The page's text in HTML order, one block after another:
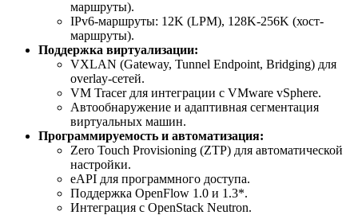
маршруты).
IPv6-маршруты: 12K (LPM), 128K-256K (хост-
маршруты).
Поддержка виртуализации:
VXLAN (Gateway, Tunnel Endpoint, Bridging) для
overlay-сетей.
VM Tracer для интеграции с VMware vSphere.
Автообнаружение и адаптивная сегментация
виртуальных машин.
Программируемость и автоматизация:
Zero Touch Provisioning (ZTP) для автоматической
настройки.
eAPI для программного доступа.
Поддержка OpenFlow 1.0 и 1.3*.
Интеграция с OpenStack Neutron.